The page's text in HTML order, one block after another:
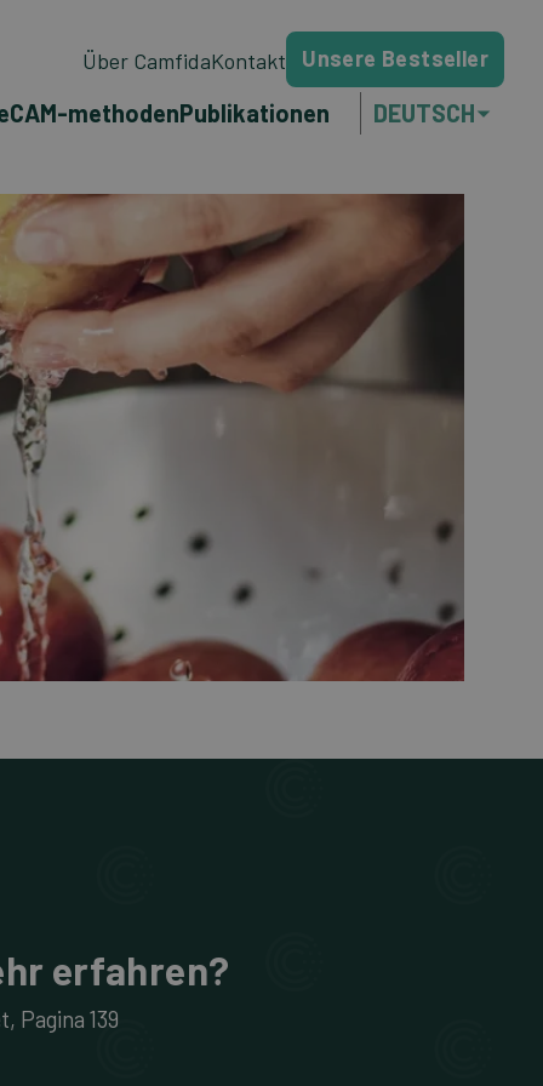
Über CamfidaKontakt Unsere Bestseller
CAM-methodenPublikationen DEUTSCH
FRANÇAIS
PORTUGUÊS
erfahren?
, Pagina 139